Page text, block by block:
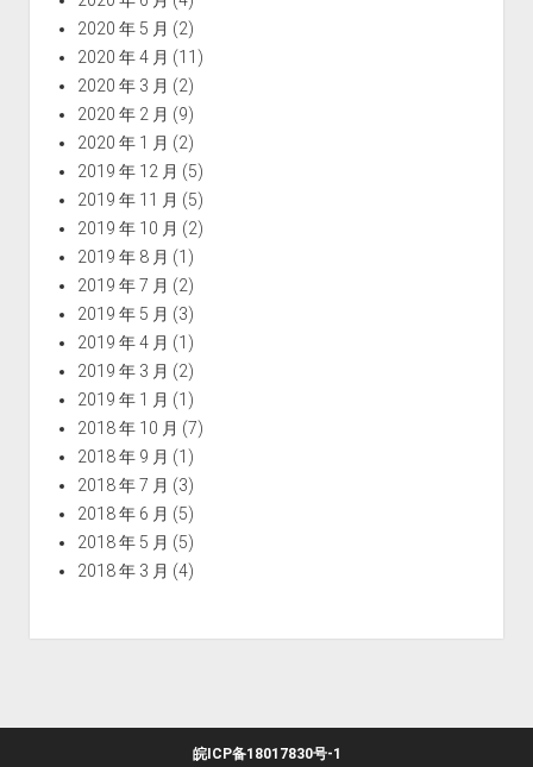
2020 年 5 月 (2)
2020 年 4 月 (11)
2020 年 3 月 (2)
2020 年 2 月 (9)
2020 年 1 月 (2)
2019 年 12 月 (5)
2019 年 11 月 (5)
2019 年 10 月 (2)
2019 年 8 月 (1)
2019 年 7 月 (2)
2019 年 5 月 (3)
2019 年 4 月 (1)
2019 年 3 月 (2)
2019 年 1 月 (1)
2018 年 10 月 (7)
2018 年 9 月 (1)
2018 年 7 月 (3)
2018 年 6 月 (5)
2018 年 5 月 (5)
2018 年 3 月 (4)
皖ICP备18017830号-1